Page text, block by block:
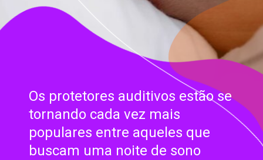
Os protetores auditivos estão se
tornando cada vez mais
populares entre aqueles que
buscam uma noite de sono